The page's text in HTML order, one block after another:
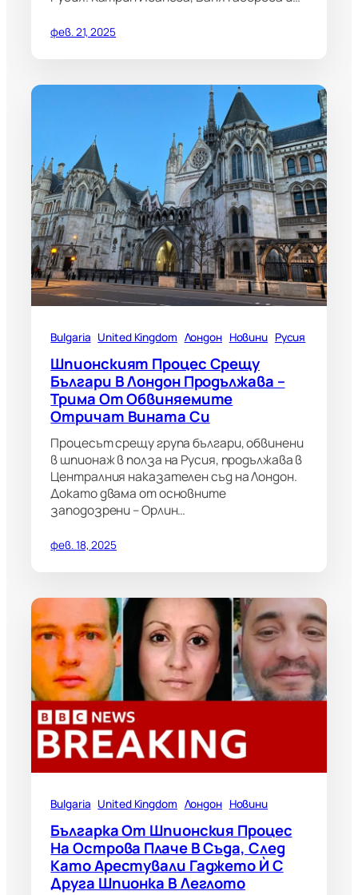
фев. 21, 2025
Bulgaria United Kingdom Лондон Новини Русия
Шпионският Процес Срещу
Българи В Лондон Продължава –
Трима От Обвиняемите
Отричат Вината Си
Процесът срещу група българи, обвинени
в шпионаж в полза на Русия, продължава в
Централния наказателен съд на Лондон.
Докато двама от основните
заподозрени – Орлин…
фев. 18, 2025
Bulgaria United Kingdom Лондон Новини
Българка От Шпионския Процес
На Острова Плаче В Съда, След
Като Арестували Гаджето Ѝ С
Друга Шпионка В Леглото